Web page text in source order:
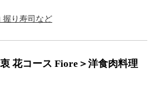
握り寿司など
花コース Fiore＞洋食肉料理